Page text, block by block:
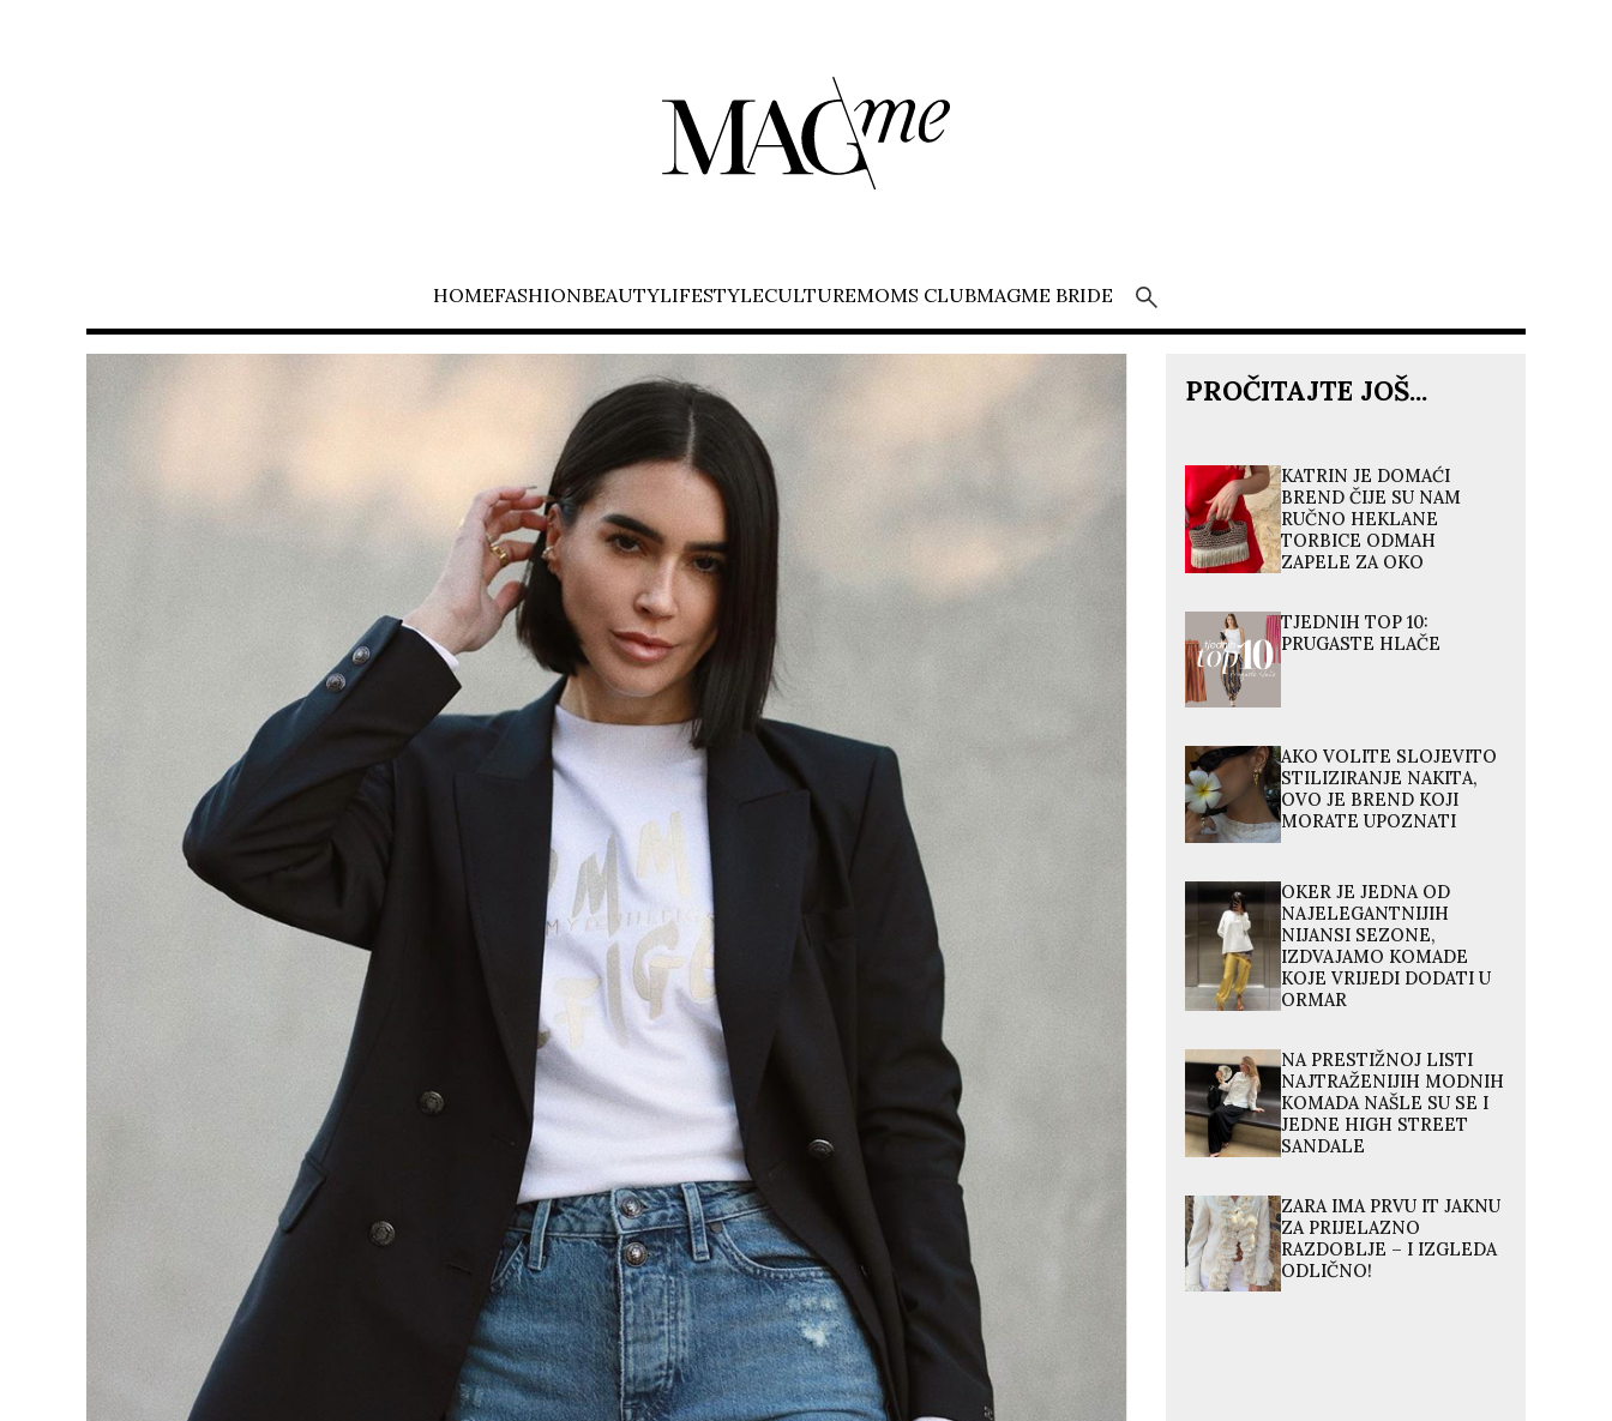
HOMEFASHIONBEAUTYLIFESTYLECULTUREMOMS CLUBMAGME BRIDE
PROČITAJTE JOŠ...
KATRIN JE DOMAĆI
BREND ČIJE SU NAM
RUČNO HEKLANE
TORBICE ODMAH
ZAPELE ZA OKO
TJEDNIH TOP 10:
PRUGASTE HLAČE
AKO VOLITE SLOJEVITO
STILIZIRANJE NAKITA,
OVO JE BREND KOJI
MORATE UPOZNATI
OKER JE JEDNA OD
NAJELEGANTNIJIH
NIJANSI SEZONE,
IZDVAJAMO KOMADE
KOJE VRIJEDI DODATI U
ORMAR
NA PRESTIŽNOJ LISTI
NAJTRAŽENIJIH MODNIH
KOMADA NAŠLE SU SE I
JEDNE HIGH STREET
SANDALE
ZARA IMA PRVU IT JAKNU
ZA PRIJELAZNO
RAZDOBLJE – I IZGLEDA
ODLIČNO!